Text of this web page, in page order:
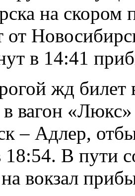
на скором
в 14:41
жд билет
вагон
– Адлер,
В пути
вокзал